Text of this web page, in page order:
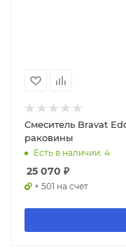
Смеситель Bravat
раковины
Есть в наличии: 4
25 070 ₽
+ 501 на счет